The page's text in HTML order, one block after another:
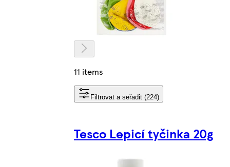
11 items
Filtrovat a seřadit (224)
Tesco Lepicí tyčinka 20g